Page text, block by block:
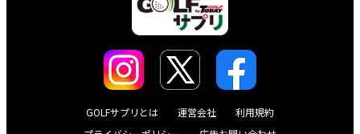
GOLFサプリとは 運営会社
利用規約